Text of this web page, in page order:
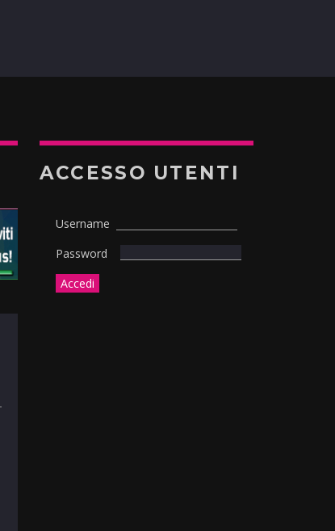
ACCESSO UTENTI
Username
Password